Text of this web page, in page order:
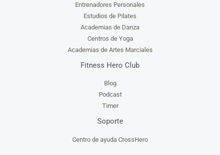
Entrenadores Personales
Estudios de Pilates
Academias de Danza
Centros de Yoga
Academias de Artes Marciales
Fitness Hero Club
Blog
Podcast
Timer
Soporte
Centro de ayuda CrossHero